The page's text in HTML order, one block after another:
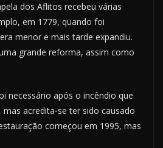
dos Aflitos recebeu várias
em 1779, quando foi
menor e mais tarde expandiu.
grande reforma, assim como
necessário após o incêndio que
acredita-se ter sido causado
começou em 1995, mas